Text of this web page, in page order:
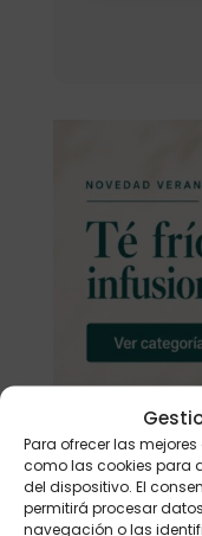
Para ofrecer las
como las cookies para
del dispositivo. El
permitirá procesar
navegación o las